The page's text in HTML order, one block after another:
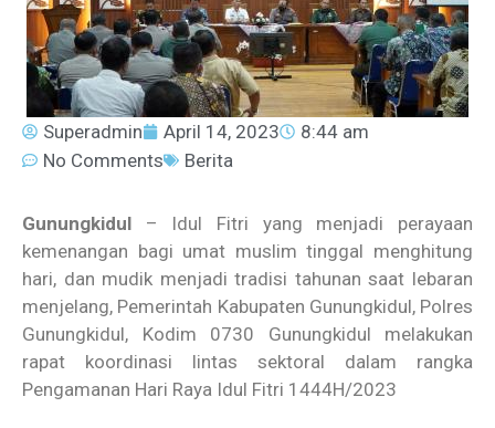
Superadmin April 14, 2023
8:44 am
No Comments
Berita
Gunungkidul – Idul Fitri yang menjadi perayaan
kemenangan bagi umat muslim tinggal menghitung
hari, dan mudik menjadi tradisi tahunan saat lebaran
menjelang, Pemerintah Kabupaten Gunungkidul, Polres
Gunungkidul, Kodim 0730 Gunungkidul melakukan
rapat koordinasi lintas sektoral dalam rangka
Pengamanan Hari Raya Idul Fitri 1444H/2023